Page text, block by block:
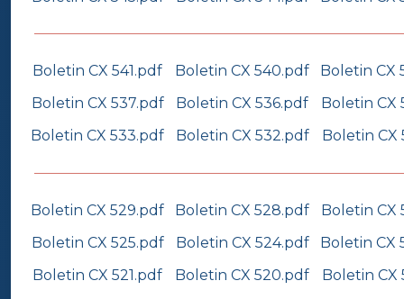
Boletin CX 541.pdf Boletin CX 540.pdf
Boletin CX
Boletin CX 537.pdf
Boletin CX 536.pdf
Boletin CX
Boletin CX 533.pdf
Boletin CX 532.pdf Boletin CX
Boletin CX 529.pdf Boletin CX 528.pdf
Boletin CX
Boletin CX 525.pdf
Boletin CX 524.pdf
Boletin CX
Boletin CX 521.pdf
Boletin CX 520.pdf Boletin CX